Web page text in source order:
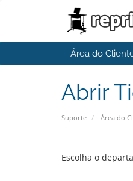
Área do
Abrir
Suporte Área do
Escolha o